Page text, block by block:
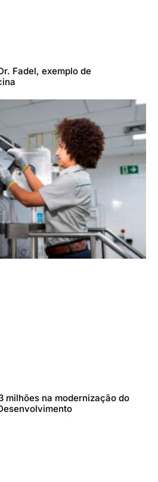
Fadel, exemplo de
milhões na modernização do